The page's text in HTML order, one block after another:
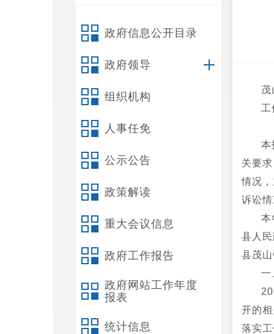
政府信息公开目录
政府领导
组织机构
人事任免
公示公告
政策解读
重大会议信息
政府工作报告
政府网站工作年度
报表
统计信息
茂
工
本
关要
情况
诉讼
本
县人
县茂
一
开的
落实